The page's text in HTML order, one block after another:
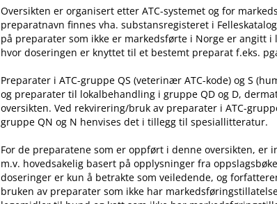
Oversikten er organisert etter ATC-systemet og for
preparatnavn finnes vha. substansregisteret i
på preparater som ikke er markedsførte i Norge er angitt
hvor doseringen er knyttet til et bestemt preparat f.eks.
Preparater i ATC-gruppe QS (veterinær ATC-kode) og S
og preparater til lokalbehandling i gruppe QD og D,
oversikten. Ved rekvirering​/​bruk av preparater i ATC-
gruppe QN og N henvises det i tillegg til spesiallitteratur.
For de preparatene som er oppført i denne oversikten, er
m.v. hovedsakelig basert på opplysninger fra
doseringer er kun å betrakte som veiledende, og
bruken av preparater som ikke har